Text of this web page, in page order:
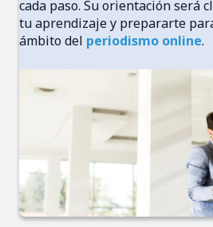
cada paso. Su orientación será
tu aprendizaje y prepararte
ámbito del periodismo online.